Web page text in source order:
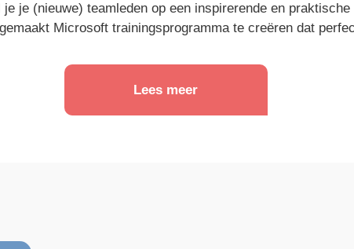
je (nieuwe) teamleden op een inspirerende en
Microsoft trainingsprogramma te creëren dat
Lees meer